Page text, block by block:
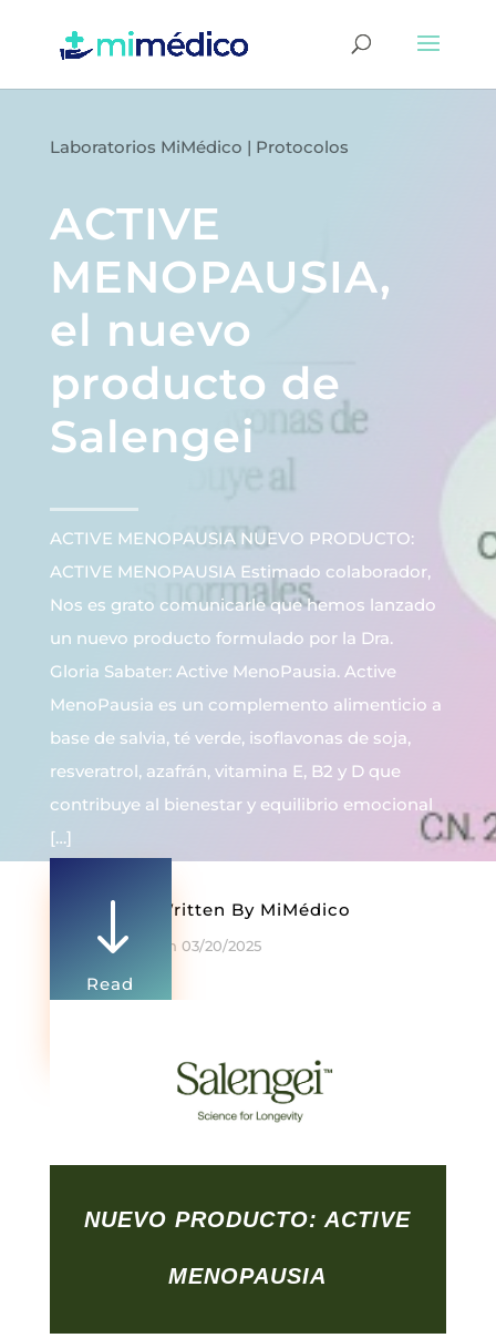
Laboratorios MiMédico | Protocolos
ACTIVE
MENOPAUSIA,
el nuevo
producto de
Salengei
ACTIVE MENOPAUSIA NUEVO PRODUCTO:
ACTIVE MENOPAUSIA Estimado colaborador,
Nos es grato comunicarle que hemos lanzado
un nuevo producto formulado por la Dra.
Gloria Sabater: Active MenoPausia. Active
MenoPausia es un complemento alimenticio a
base de salvia, té verde, isoflavonas de soja,
resveratrol, azafrán, vitamina E, B2 y D que
contribuye al bienestar y equilibrio emocional
[…]
Written By MiMédico
On 03/20/2025
"
Read
more
NUEVO PRODUCTO: ACTIVE
MENOPAUSIA